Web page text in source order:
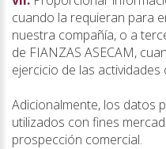
cuando la requieran para
nuestra compañía, o a
de FIANZAS ASECAM,
ejercicio de las
Adicionalmente, los datos
utilizados con fines
prospección comercial.